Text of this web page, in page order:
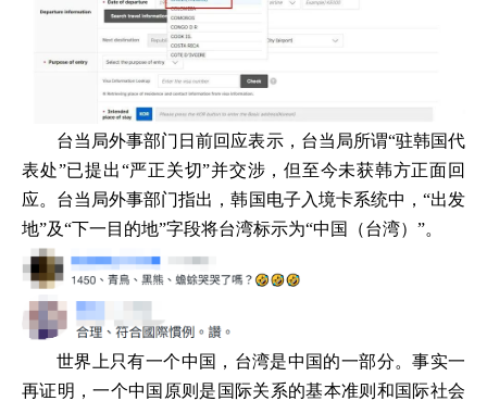
台当局外事部门日前回应表示，台当局所谓“驻韩国代
表处”已提出“严正关切”并交涉，但至今未获韩方正面回
应。台当局外事部门指出，韩国电子入境卡系统中，“出发
地”及“下一目的地”字段将台湾标示为“中国（台湾）”。
世界上只有一个中国，台湾是中国的一部分。事实一
再证明，一个中国原则是国际关系的基本准则和国际社会